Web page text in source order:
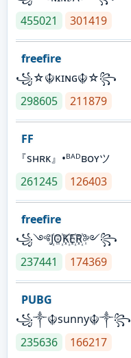
455021
301419
freefire
꧁☆☬κɪɴɢ☬☆꧂
298605
211879
FF
『sʜʀᴋ』•ᴮᴬᴰʙᴏʏツ
261245
126403
freefire
꧁༺J꙰O꙰K꙰E꙰R꙰༻꧂
237441
174369
PUBG
꧁༒☬sunny☬༒꧂
235636
166217